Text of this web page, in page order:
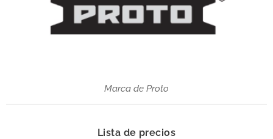
Marca de Proto
Lista de precios